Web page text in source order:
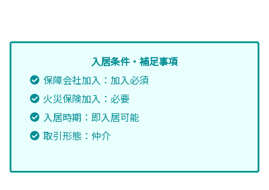
入居条件・補足事項
保障会社加入：加入必須
火災保険加入：必要
入居時期：即入居可能
取引形態：仲介